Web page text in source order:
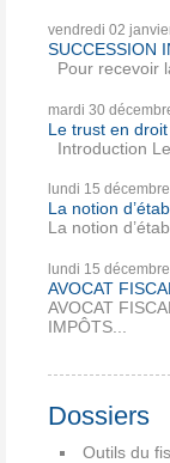
vendredi 02
SUCCESSION
Pour recevoir
mardi 30
Le trust en
Introduction
lundi 15
La notion
La notion
lundi 15
AVOCAT
AVOCAT
IMPÔTS...
Dossiers
Outils du